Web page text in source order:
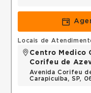
Locais de
Centro Medico
Corifeu de
Avenida Corifeu
Carapicuiba, SP,